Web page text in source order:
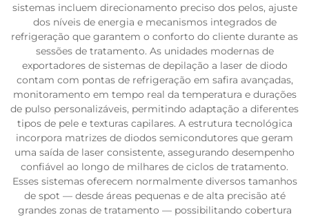
sistemas incluem direcionamento preciso dos pelos, ajuste
dos níveis de energia e mecanismos integrados de
refrigeração que garantem o conforto do cliente durante as
sessões de tratamento. As unidades modernas de
exportadores de sistemas de depilação a laser de diodo
contam com pontas de refrigeração em safira avançadas,
monitoramento em tempo real da temperatura e durações
de pulso personalizáveis, permitindo adaptação a diferentes
tipos de pele e texturas capilares. A estrutura tecnológica
incorpora matrizes de diodos semicondutores que geram
uma saída de laser consistente, assegurando desempenho
confiável ao longo de milhares de ciclos de tratamento.
Esses sistemas oferecem normalmente diversos tamanhos
de spot — desde áreas pequenas e de alta precisão até
grandes zonas de tratamento — possibilitando cobertura